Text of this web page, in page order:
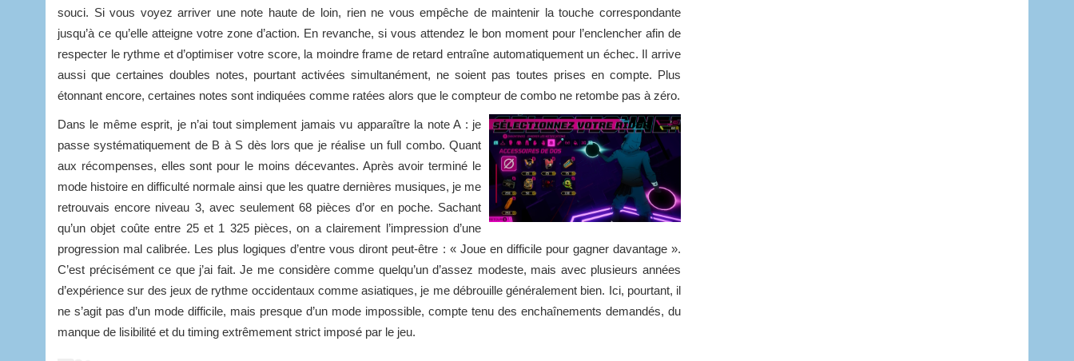
souci. Si vous voyez arriver une note haute de loin, rien ne vous empêche de maintenir la touche correspondante
jusqu’à ce qu’elle atteigne votre zone d’action. En revanche, si vous attendez le bon moment pour l’enclencher afin de
respecter le rythme et d’optimiser votre score, la moindre frame de retard entraîne automatiquement un échec. Il arrive
aussi que certaines doubles notes, pourtant activées simultanément, ne soient pas toutes prises en compte. Plus
étonnant encore, certaines notes sont indiquées comme ratées alors que le compteur de combo ne retombe pas à zéro.
Dans le même esprit, je n’ai tout simplement jamais vu apparaître la note A : je
passe systématiquement de B à S dès lors que je réalise un full combo. Quant
aux récompenses, elles sont pour le moins décevantes. Après avoir terminé le
mode histoire en difficulté normale ainsi que les quatre dernières musiques, je me
retrouvais encore niveau 3, avec seulement 68 pièces d’or en poche. Sachant
qu’un objet coûte entre 25 et 1 325 pièces, on a clairement l’impression d’une
progression mal calibrée. Les plus logiques d’entre vous diront peut-être : « Joue en difficile pour gagner davantage ».
C’est précisément ce que j’ai fait. Je me considère comme quelqu’un d’assez modeste, mais avec plusieurs années
d’expérience sur des jeux de rythme occidentaux comme asiatiques, je me débrouille généralement bien. Ici, pourtant, il
ne s’agit pas d’un mode difficile, mais presque d’un mode impossible, compte tenu des enchaînements demandés, du
manque de lisibilité et du timing extrêmement strict imposé par le jeu.